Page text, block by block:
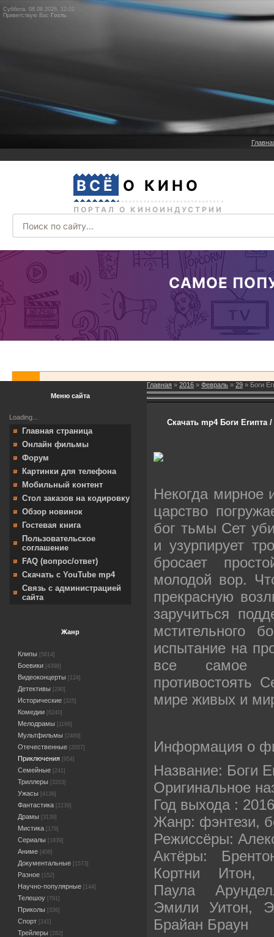
Суббота, 08.08.2026, 12:01
Приветствую Вас Гость
Меню сайта
Loading...
Главная страница
Онлайн фильмы
Форум
Картинки для телефона
Мобильный контент
Стол заказов на кодировку
Обзор новинок
Гостевая книга
Пользовательское
соглашение
FAQ (вопрос/ответ)
Скачать с YouTube mp4
Связь с администрацией
сайта
Жанр
Клипы [5614]
Боевики [4398]
Видеоконцерты [124]
Детективы [290]
Исторические [325]
Комедии [6240]
Мелодрамы [1166]
Мультфильмы [2489]
Отечественные [2057]
Приключения [954]
Семейные [241]
Триллеры [3203]
Ужасы [4136]
Фантастика [2239]
Драмы [3139]
Мистика [179]
Сериалы [1839]
Аниме [408]
Документальные [1573]
Разное [152]
Научно-популярные [144]
Телешоу [791]
Приколы [336]
Спорт [241]
Трейлеры [282]
Главная » 2016 » Февраль » 29 » Боги
Скачать mp4 Боги Египта
Некогда мирное
царство
бог тьмы Сет
и узурпирует
бросает
молодой вор.
прекрасную
заручиться
мстительного
испытание на
все самое
противостоять
мире живых и
Информация о
Название: Боги
Оригинальное
Год выхода : 2016
Жанр: фэнтези,
Режиссёры:
Актёры:
Кортни Итон,
Паула
Эмили Уитон,
Брайан Браун